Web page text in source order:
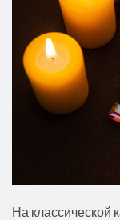
На классической